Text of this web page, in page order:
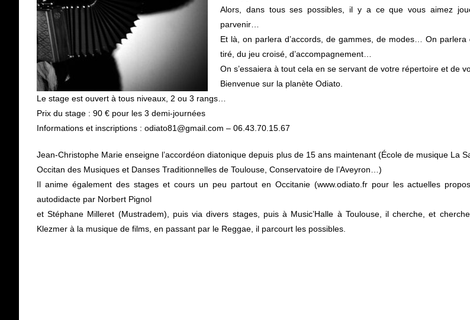
Alors, dans tous ses possibles, il y a ce que vous aimez
parvenir…
Et là, on parlera d’accords, de gammes, de modes… On parlera
tiré, du jeu croisé, d’accompagnement…
On s’essaiera à tout cela en se servant de votre répertoire et de
Bienvenue sur la planète Odiato.
Le stage est ouvert à tous niveaux, 2 ou 3 rangs…
Prix du stage : 90 € pour les 3 demi-journées
Informations et inscriptions : odiato81@gmail.com – 06.43.70.15.67
Jean-Christophe Marie enseigne l’accordéon diatonique depuis plus de 15 ans maintenant (École de musique La
Occitan des Musiques et Danses Traditionnelles de Toulouse, Conservatoire de l’Aveyron…)
Il anime également des stages et cours un peu partout en Occitanie (www.odiato.fr pour les actuelles
autodidacte par Norbert Pignol
et Stéphane Milleret (Mustradem), puis via divers stages, puis à Music’Halle à Toulouse, il cherche, et
Klezmer à la musique de films, en passant par le Reggae, il parcourt les possibles.